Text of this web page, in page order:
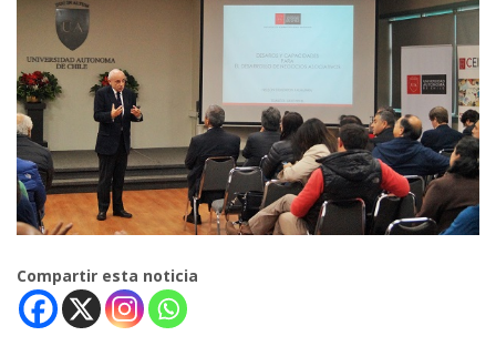
Compartir esta noticia